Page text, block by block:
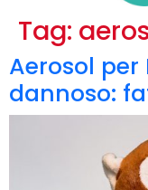
Tag:
Aerosol
dannoso: